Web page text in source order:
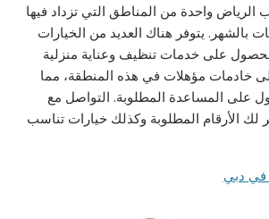
واحدة من المناطق التي تزداد فيها
بالشهر. يتوفر هناك العديد من الخيارات
على خدمات تنظيف وعناية منزلية
خادمات مؤهلات في هذه المنطقة، مما
على المساعدة المطلوبة. التواصل مع
لك الأرقام المطلوبة وكذلك خيارات تناسب
في دبي